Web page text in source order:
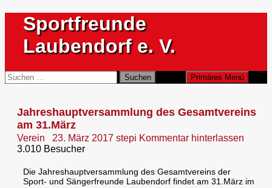
Inhalt
springen
Sportfreunde
Laubendorf e. V.
Suchen Primäres Menü
Suchen
nach:
Jahreshauptversammlung des Gesamtvereins
am 31.März
Verein 23. März 2017 stepi Kommentar hinterlassen
3.010 Besucher
Die Jahreshauptversammlung des Gesamtvereins der
Sport- und Sängerfreunde Laubendorf findet am 31.März im